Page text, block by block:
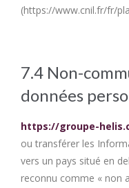
(https://www.cnil.fr/fr/
7.4 Non-
données
https://groupe-
ou transférer les
vers un pays situé en
reconnu comme « non